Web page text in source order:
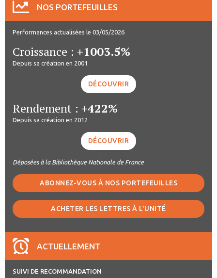
NOS PORTEFEUILLES
Performances actualisées le 03/05/2026
Croissance : +1003.5%
Depuis sa création en 2001
DÉCOUVRIR
Rendement : +422%
Depuis sa création en 2012
DÉCOUVRIR
Déposées à la Bibliothèque Nationale de France
ABONNEZ-VOUS À NOS PORTEFEUILLES
ACHETER LES LETTRES À L'UNITÉ
ACTUELLEMENT
SUIVI DE RECOMMANDATION